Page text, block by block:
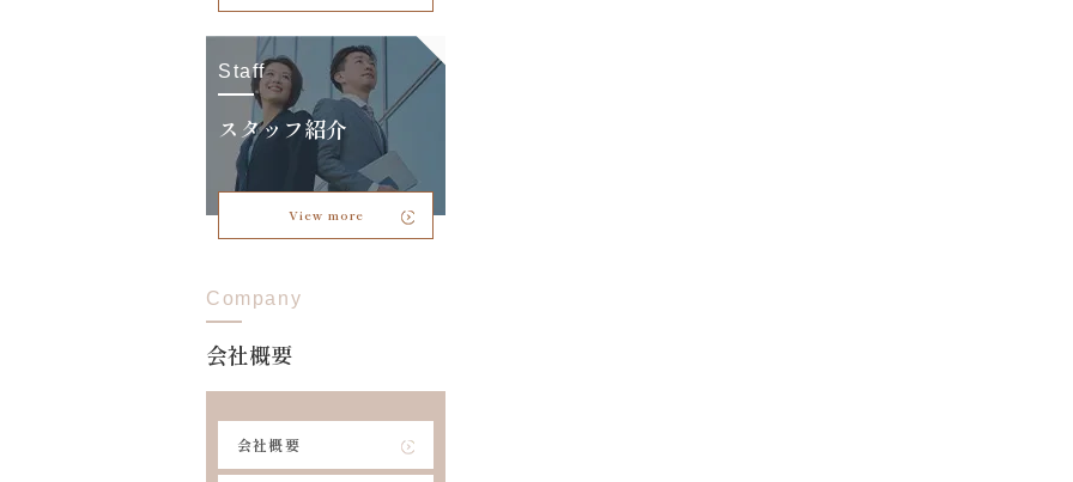
Staff
スタッフ紹介
View more
Company
会社概要
会社概要